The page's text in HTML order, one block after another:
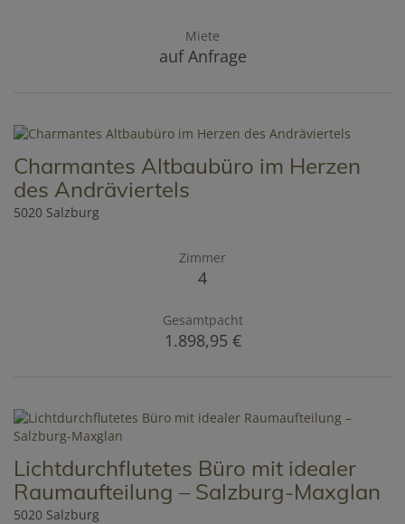
Miete
auf Anfrage
Charmantes Altbaubüro im Herzen
des Andräviertels
5020 Salzburg
Zimmer
4
Gesamtpacht
1.898,95 €
Lichtdurchflutetes Büro mit idealer
Raumaufteilung – Salzburg-Maxglan
5020 Salzburg